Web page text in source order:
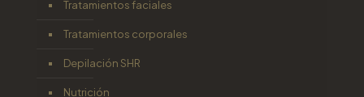
Tratamientos faciales
Tratamientos corporales
Depilación SHR
Nutrición